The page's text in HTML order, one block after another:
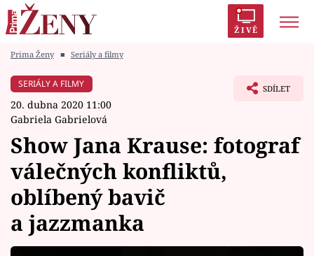
ŽIVĚ
Módní alarm
Témata
Celebrity
Vztahy
Prima Ženy ■ Seriály a filmy
SERIÁLY A FILMY
20. dubna 2020 11:00
Gabriela Gabrielová
SDÍLET
Show Jana Krause: fotograf
válečných konfliktů,
oblíbený bavič
a jazzmanka